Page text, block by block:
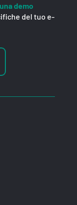
demo
del tuo e-